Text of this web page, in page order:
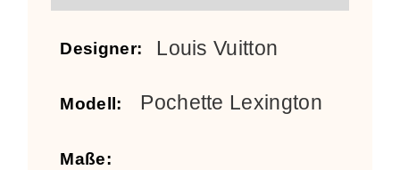
Designer: Louis Vuitton
Modell: Pochette Lexington
Maße: